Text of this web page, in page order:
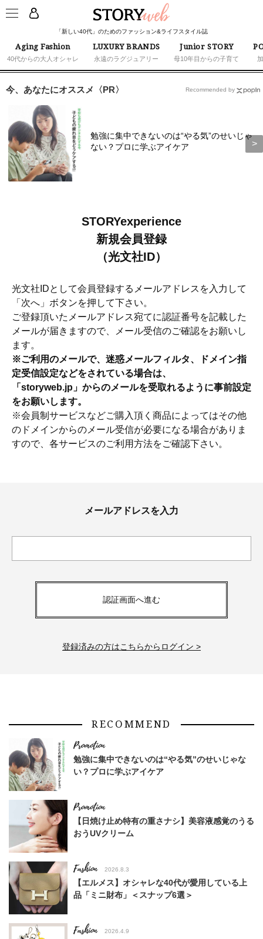
「新しい40代」のためのファッション&ライフスタイル誌
Aging Fashion
40代からの大人オシャレ
LUXURY BRANDS
永遠のラグジュアリー
Junior STORY
母10年目からの子育て
今、あなたにオススメ〈PR〉
勉強に集中できないのは“やる気”のせいじゃ
ない？プロに学ぶアイケア
Recommended by
STORYexperience
新規会員登録
（光文社ID）
光文社IDとして会員登録するメールアドレスを入力して
「次へ」ボタンを押して下さい。
ご登録頂いたメールアドレス宛てに認証番号を記載した
メールが届きますので、メール受信のご確認をお願いし
ます。
※ご利用のメールで、迷惑メールフィルタ、ドメイン指
定受信設定などをされている場合は、
「storyweb.jp」からのメールを受取れるように事前設定
をお願いします。
※会員制サービスなどご購入頂く商品によってはその他
のドメインからのメール受信が必要になる場合がありま
すので、各サービスのご利用方法をご確認下さい。
メールアドレスを入力
認証画面へ進む
登録済みの方はこちらからログイン >
RECOMMEND
勉強に集中できないのは“やる気”のせいじゃな
い？プロに学ぶアイケア
【日焼け止め特有の重さナシ】美容液感覚のうる
おうUVクリーム
Fashion 2026.8.3
【エルメス】オシャレな40代が愛用している上
品「ミニ財布」＜スナップ6選＞
Fashion 2026.4.9